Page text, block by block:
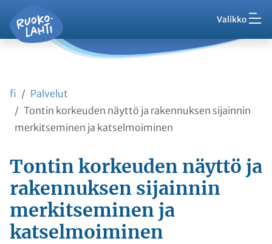
Siirry pääsisältöön Valikko
Ruokolahti - etusivu
Palaute
Asuminen ja ympäristö
Kasvatus ja koulutus
Harrasta ja viihdy
Kunta ja hallinto
Työ ja yrittäminen
Asioi kanssamme
fi
Palvelut
Tontin korkeuden näyttö ja rakennuksen sijainnin
merkitseminen ja katselmoiminen
Tontin korkeuden näyttö ja
rakennuksen sijainnin
merkitseminen ja
katselmoiminen